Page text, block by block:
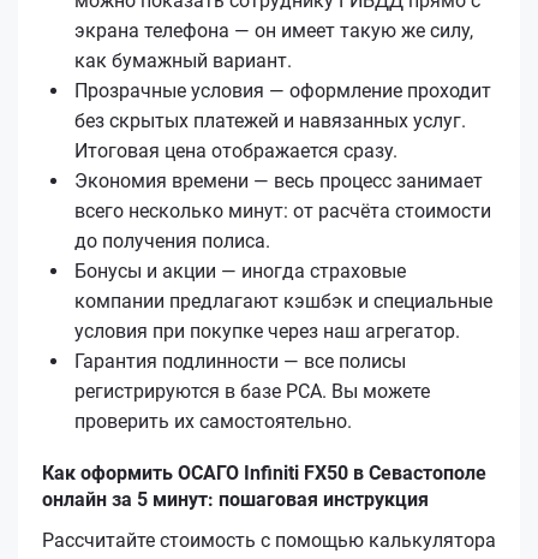
экрана телефона — он имеет такую же силу,
как бумажный вариант.
Прозрачные условия — оформление проходит
без скрытых платежей и навязанных услуг.
Итоговая цена отображается сразу.
Экономия времени — весь процесс занимает
всего несколько минут: от расчёта стоимости
до получения полиса.
Бонусы и акции — иногда страховые
компании предлагают кэшбэк и специальные
условия при покупке через наш агрегатор.
Гарантия подлинности — все полисы
регистрируются в базе РСА. Вы можете
проверить их самостоятельно.
Как оформить ОСАГО Infiniti FX50 в Севастополе
онлайн за 5 минут: пошаговая инструкция
Рассчитайте стоимость с помощью калькулятора